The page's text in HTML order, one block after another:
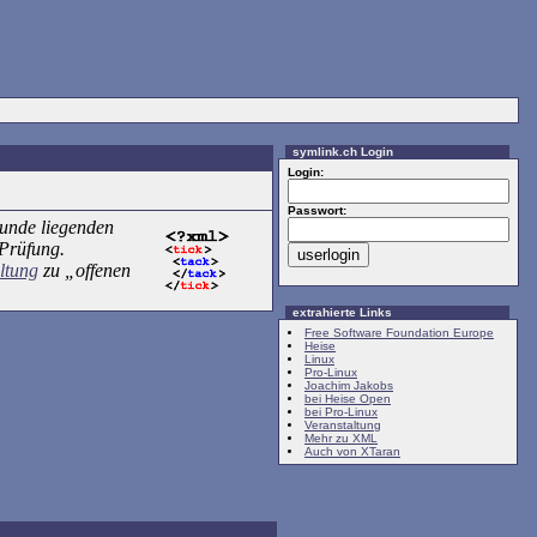
liegenden
zu „offenen
symlink.ch Login
Login:
Passwort:
extrahierte Links
Free Software Foundation Europe
Heise
Linux
Pro-Linux
Joachim Jakobs
bei Heise Open
bei Pro-Linux
Veranstaltung
Mehr zu XML
Auch von XTaran